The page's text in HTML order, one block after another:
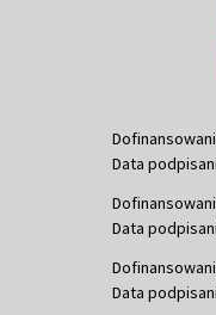
Data
Data
Data